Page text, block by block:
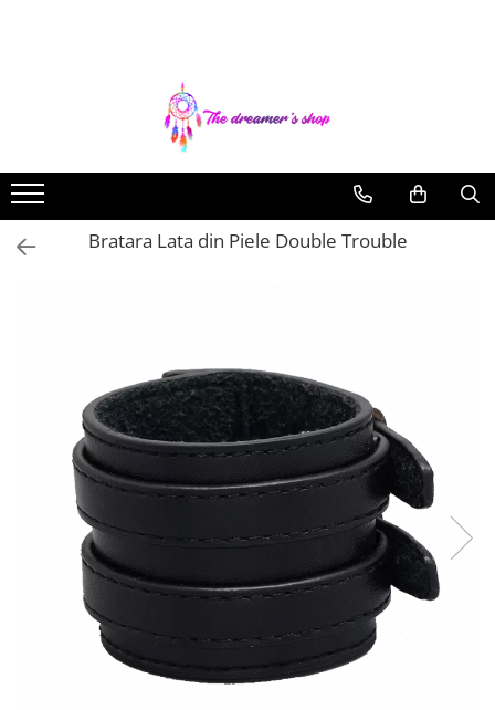
Pentru masina
Brelocuri
Decoratiuni Aztece
Bijuterii Aromaterapie
Coliere Aromaterapie
Bratari Aromaterapie
Lumanari Parfumate
Flori Uscate
Agende si Jurnale
Agende Hardcover
Seturi Creative si Accesorii
Ambalaje Cadouri
Bratara Lata din Piele Double Trouble